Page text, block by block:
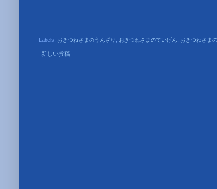
Labels: おきつねさまのうんざり おきつねさまのていげん おきつねさま
新しい投稿